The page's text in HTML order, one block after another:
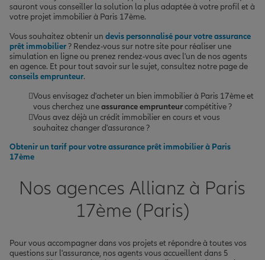
sauront vous conseiller la solution la plus adaptée à votre profil et à
votre projet immobilier à Paris 17ème.
Vous souhaitez obtenir un devis personnalisé pour votre assurance
prêt immobilier? Rendez-vous sur notre site pour réaliser une
simulation en ligne ou prenez rendez-vous avec l'un de nos agents
en agence. Et pour tout savoir sur le sujet, consultez notre page de
conseils emprunteur.
Vous envisagez d'acheter un bien immobilier à Paris 17ème et
vous cherchez uneassurance emprunteurcompétitive ?
Vous avez déjà un crédit immobilier en cours et vous
souhaitez changer d'assurance ?
Obtenir un tarif pour votre assurance prêt immobilier à Paris
17ème
Nos agences Allianz à Paris
17ème (Paris)
Pour vous accompagner dans vos projets et répondre à toutes vos
questions sur l'assurance, nos agents vous accueillent dans 5